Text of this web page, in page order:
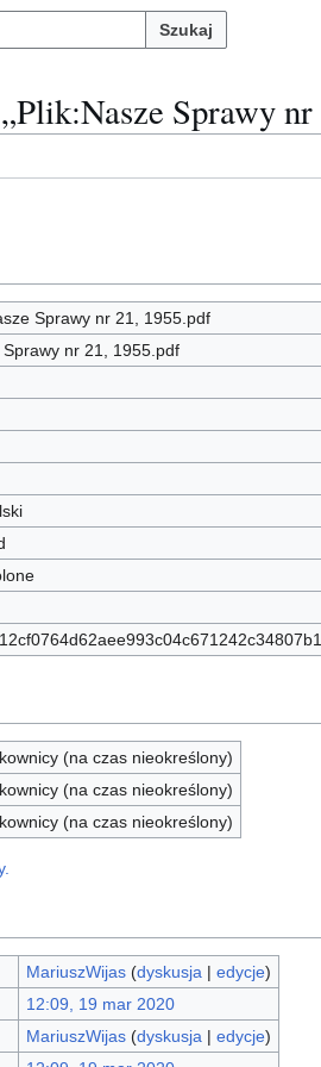
Szukaj
Sprawy nr
Sprawy nr 21, 1955.pdf
Sprawy nr 21, 1955.pdf
(na czas nieokreślony)
(na czas nieokreślony)
(na czas nieokreślony)
MariuszWijas (dyskusja| edycje)
12:09, 19 mar 2020
MariuszWijas (dyskusja| edycje)